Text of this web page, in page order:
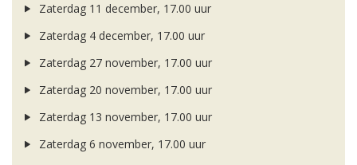
Zaterdag 11 december, 17.00 uur
Zaterdag 4 december, 17.00 uur
Zaterdag 27 november, 17.00 uur
Zaterdag 20 november, 17.00 uur
Zaterdag 13 november, 17.00 uur
Zaterdag 6 november, 17.00 uur